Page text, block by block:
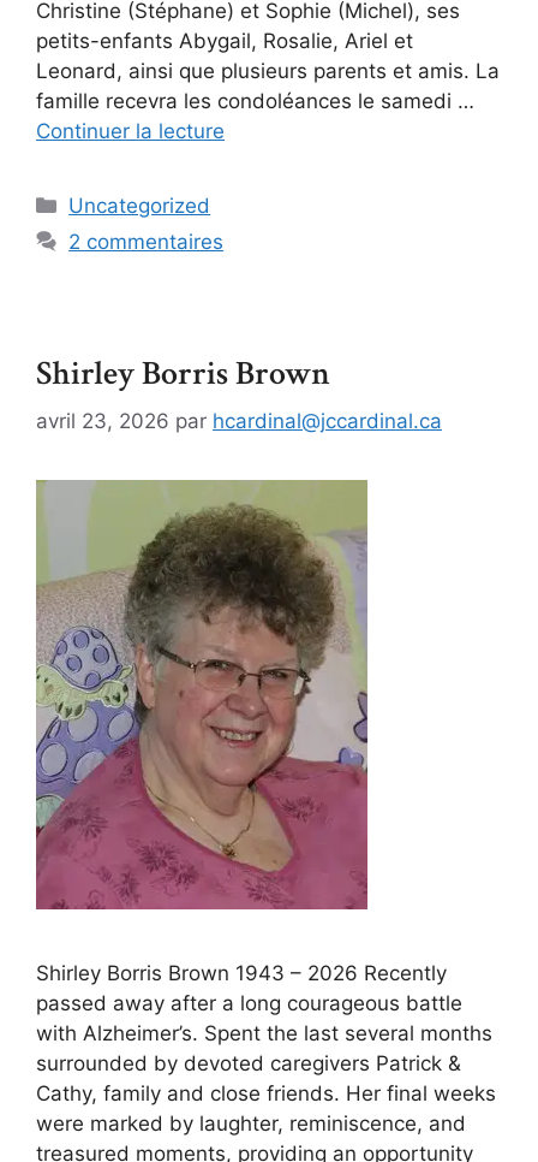
Christine (Stéphane) et Sophie (Michel), ses
petits-enfants Abygail, Rosalie, Ariel et
Leonard, ainsi que plusieurs parents et amis. La
famille recevra les condoléances le samedi …
Continuer la lecture
Uncategorized
2 commentaires
Shirley Borris Brown
avril 23, 2026 par hcardinal@jccardinal.ca
Shirley Borris Brown 1943 – 2026 Recently
passed away after a long courageous battle
with Alzheimer’s. Spent the last several months
surrounded by devoted caregivers Patrick &
Cathy, family and close friends. Her final weeks
were marked by laughter, reminiscence, and
treasured moments, providing an opportunity